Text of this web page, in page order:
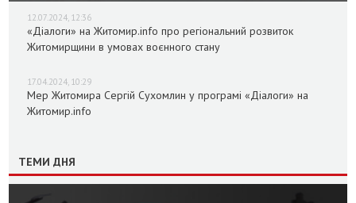
12.07.2024, 12:36
«Діалоги» на Житомир.info про регіональний розвиток
Житомирщини в умовах воєнного стану
17.04.2024, 10:29
Мер Житомира Сергій Сухомлин у програмі «Діалоги» на
Житомир.info
ТЕМИ ДНЯ